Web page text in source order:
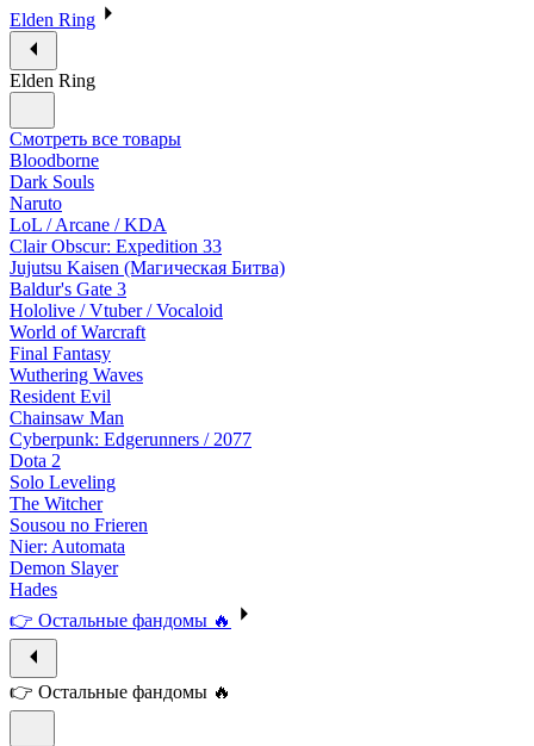
Elden Ring
Elden Ring
Смотреть все товары
Bloodborne
Dark Souls
Naruto
LoL / Arcane / KDA
Clair Obscur: Expedition 33
Jujutsu Kaisen (Магическая Битва)
Baldur's Gate 3
Hololive / Vtuber / Vocaloid
World of Warcraft
Final Fantasy
Wuthering Waves
Resident Evil
Chainsaw Man
Cyberpunk: Edgerunners / 2077
Dota 2
Solo Leveling
The Witcher
Sousou no Frieren
Nier: Automata
Demon Slayer
Hades
👉 Остальные фандомы 🔥
👉 Остальные фандомы 🔥